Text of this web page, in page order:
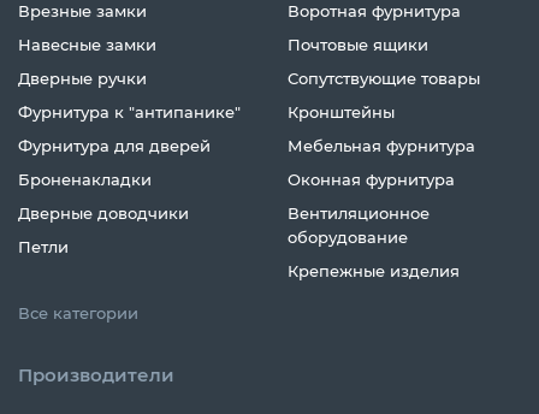
Врезные замки
Навесные замки
Дверные ручки
Фурнитура к "антипанике"
Фурнитура для дверей
Броненакладки
Дверные доводчики
Петли
Воротная фурнитура
Почтовые ящики
Сопутствующие товары
Кронштейны
Мебельная фурнитура
Оконная фурнитура
Вентиляционное
оборудование
Крепежные изделия
Все категории
Производители